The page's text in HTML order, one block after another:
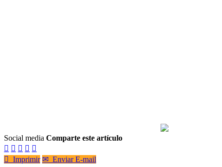
Social media Comparte este artículo
    
 Imprimir ✉ Enviar E-mail